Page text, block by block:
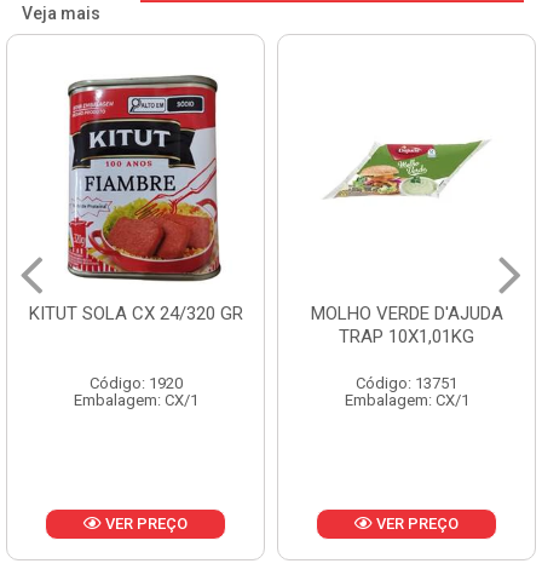
Veja mais
KITUT SOLA CX 24/320 GR
Código: 1920
Embalagem: CX/1
VER PREÇO
MOLHO VERDE D'AJUDA
TRAP 10X1,01KG
Código: 13751
Embalagem: CX/1
VER PREÇO